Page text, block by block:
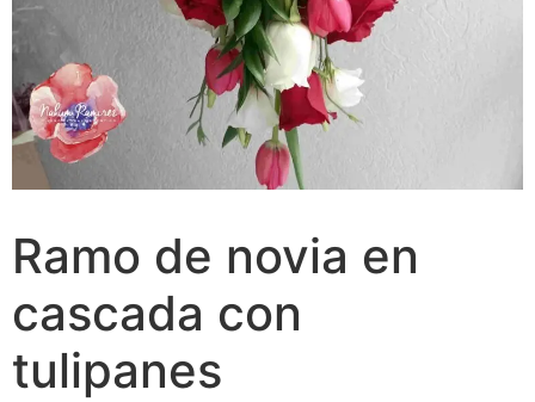
Ramo de novia en
cascada con
tulipanes